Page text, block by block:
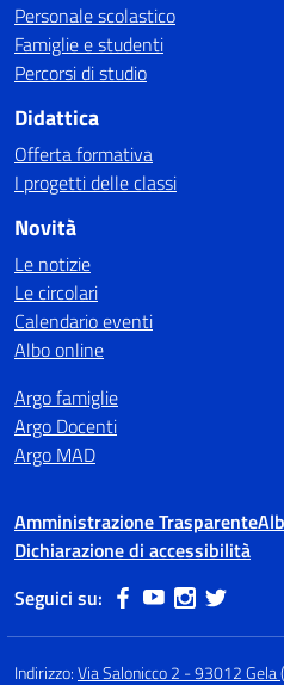
Personale scolastico
Famiglie e studenti
Percorsi di studio
Didattica
Offerta formativa
I progetti delle classi
Novità
Le notizie
Le circolari
Calendario eventi
Albo online
Argo famiglie
Argo Docenti
Argo MAD
Amministrazione Trasparente
Dichiarazione di accessibilità
Seguici su:
Indirizzo:Via Salonicco 2 - 93012 Gela